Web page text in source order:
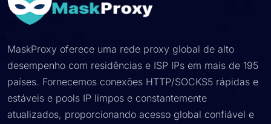
MaskProxy oferece uma rede proxy global de alto
desempenho com residências e ISP IPs em mais de 195
países. Fornecemos conexões HTTP/SOCKS5 rápidas e
estáveis ​​e pools IP limpos e constantemente
atualizados, proporcionando acesso global confiável e